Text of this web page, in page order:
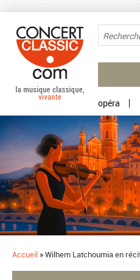
opéra
Accueil »Wilhem Latchoumia en